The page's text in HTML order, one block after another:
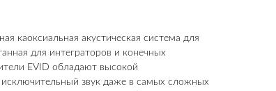
каоксиальная акустическая система для
для интеграторов и конечных
EVID обладают высокой
звук даже в самых сложных